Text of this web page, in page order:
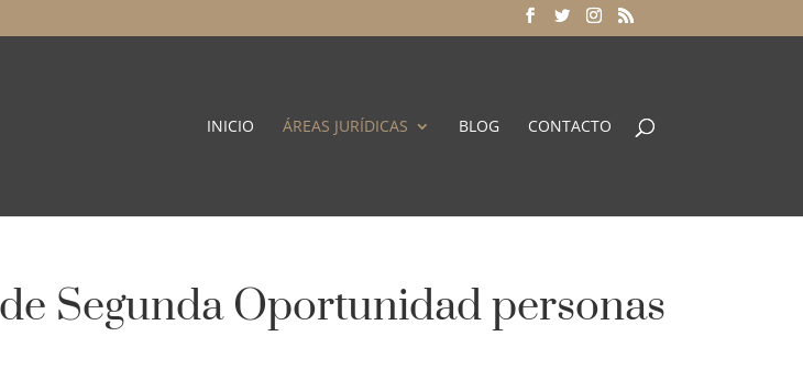
INICIO ÁREAS JURÍDICAS BLOG CONTACTO
Segunda Oportunidad personas